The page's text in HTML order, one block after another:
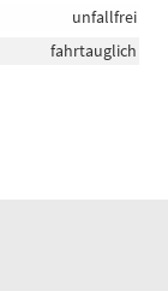
unfallfrei
fahrtauglich